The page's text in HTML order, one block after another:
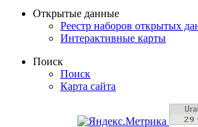
Открытые данные
Реестр наборов открытых
Интерактивные карты
Поиск
Поиск
Карта сайта